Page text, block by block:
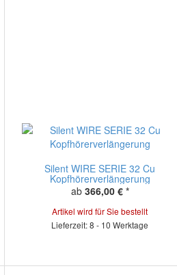
Silent WIRE SERIE 32 Cu
Kopfhörerverlängerung
ab 366,00 € *
Artikel wird für Sie bestellt
Lieferzeit: 8 - 10 Werktage